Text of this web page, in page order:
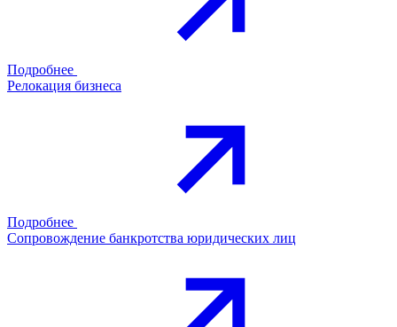
Подробнее
Релокация бизнеса
Подробнее
Сопровождение банкротства юридических лиц